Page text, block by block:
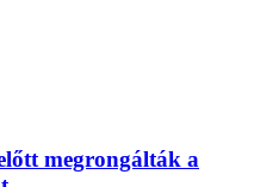
megrongálták a